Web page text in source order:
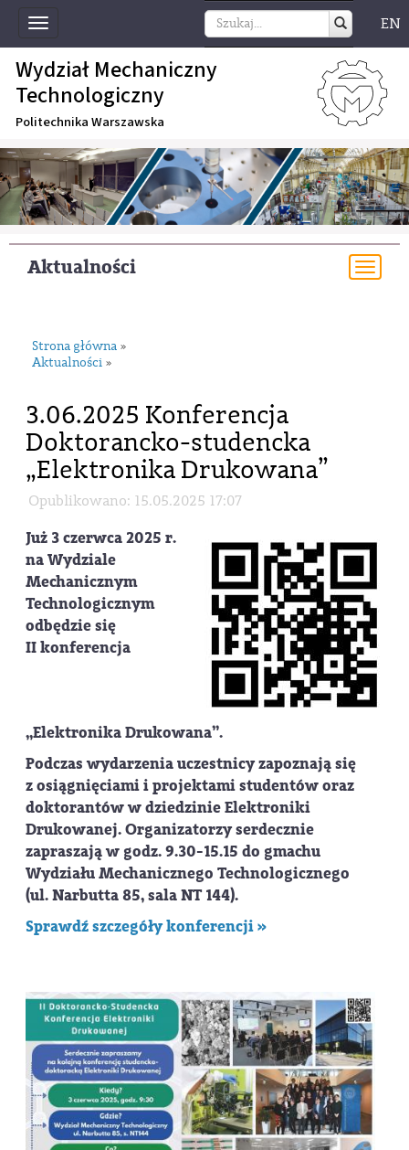
Toggle
navigation
EN
Wydział Mechaniczny
Technologiczny
Politechnika Warszawska
Aktualności
Strona główna »
Aktualności »
3.06.2025 Konferencja
Doktorancko-studencka
„Elektronika Drukowana”
Opublikowano: 15.05.2025 17:07
Już 3 czerwca 2025 r.
na Wydziale
Mechanicznym
Technologicznym
odbędzie się
II konferencja
„Elektronika Drukowana”.
Podczas wydarzenia uczestnicy zapoznają się
z osiągnięciami i projektami studentów oraz
doktorantów w dziedzinie Elektroniki
Drukowanej. Organizatorzy serdecznie
zapraszają w godz. 9.30-15.15 do gmachu
Wydziału Mechanicznego Technologicznego
(ul. Narbutta 85, sala NT 144).
Sprawdź szczegóły konferencji »